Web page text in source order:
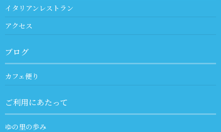
イタリアンレストラン
アクセス
ブログ
カフェ便り
ご利用にあたって
ゆの里の歩み